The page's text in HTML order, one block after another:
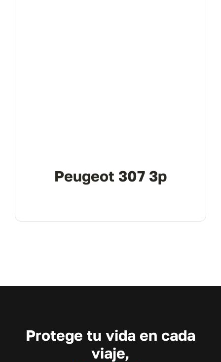
Peugeot 307 3p
Protege tu vida en cada
viaje,